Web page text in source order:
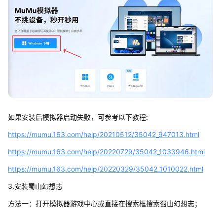
如果安装后模拟器启动失败，可参考以下教程:
https://mumu.163.com/help/20210512/35042_947013.html
https://mumu.163.com/help/20220729/35042_1033946.html
https://mumu.163.com/help/20220329/35042_1010022.html
3.安装蜀山幻想志
方法一：打开模拟器游戏中心或直接在搜索框搜索蜀山幻想志；